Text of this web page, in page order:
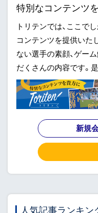
特別なコンテンツ
トリテンでは、ここで
コンテンツを提供いた
ない選手の素顔、ゲー
だくさんの内容です。
新規
人気記事ランキン